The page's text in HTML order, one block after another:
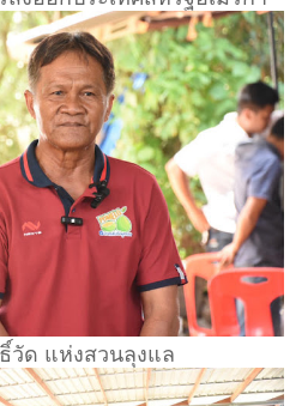
ด แห่งสวนลุงแล